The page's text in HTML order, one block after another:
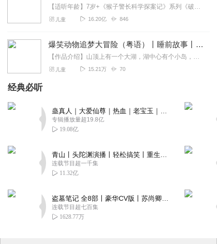
【适听年龄】7岁+《猴子警长科学探案记》系列《破坏者联盟篇1·猴子警长科学探案记》>>>《破坏者联盟篇2·猴子警长科学探案记》>>>《破坏者联盟篇3·猴子警长科...
儿童 16.20亿 846
爆笑动物追梦大冒险（粤语）丨睡前故事丨幼儿教育
【作品介绍】山顶上有一个大湖，湖中心有个小岛，叫鹅岛，岛上住着优雅的白天鹅，他叫鹅大美。湖的西面山脚下有个歪歪扭扭的五层绿色建筑，叫蛤蟆堡，里面住着癞蛤蟆赖小帅...
儿童 15.21万 70
经典必听
专辑播放量超19.8亿
19.08亿
连载节目超一千集
11.32亿
连载节目超七百集
1628.77万